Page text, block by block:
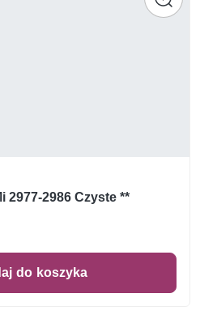
2977-2986 Czyste **
do koszyka